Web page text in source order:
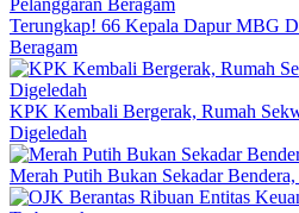
Terungkap! 66 Kepala Dapur MBG
Beragam
KPK Kembali Bergerak, Rumah
Digeledah
Merah Putih Bukan Sekadar